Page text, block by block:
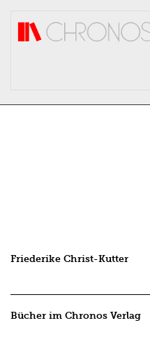
Friederike Christ-Kutter
Bücher im Chronos Verlag